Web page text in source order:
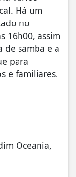
Há um
no
16h00, assim
de samba e a
para
e familiares.
Oceania,